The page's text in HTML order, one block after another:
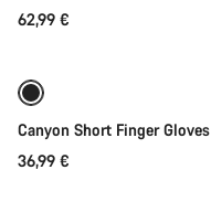
62,99 €
Canyon Short Finger Gloves
36,99 €